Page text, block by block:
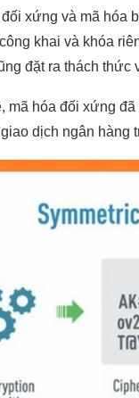
xứng và mã hóa
khai và khóa
đặt ra thách thức
mã hóa đối xứng
dịch ngân hàng